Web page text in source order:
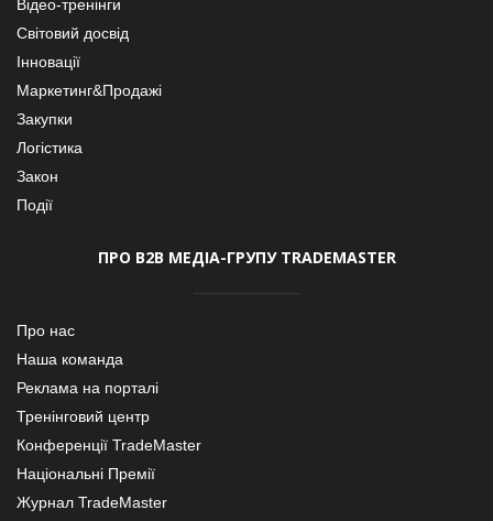
Відео-тренінги
Світовий досвід
Інновації
Маркетинг&Продажі
Закупки
Логістика
Закон
Події
ПРО В2В МЕДІА-ГРУПУ TRADEMASTER
Про нас
Наша команда
Реклама на порталі
Тренінговий центр
Конференції TradeMaster
Національні Премії
Журнал TradeMaster